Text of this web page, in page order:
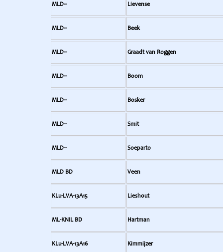
MLD-- Lievense
MLD-- Beek
MLD-- Graadt van Roggen
MLD-- Boom
MLD-- Bosker
MLD-- Smit
MLD-- Soeparto
MLD BD Veen
KLu-LVA-13A15 Lieshout
ML-KNIL BD Hartman
KLu-LVA-13A16 Kimmijzer